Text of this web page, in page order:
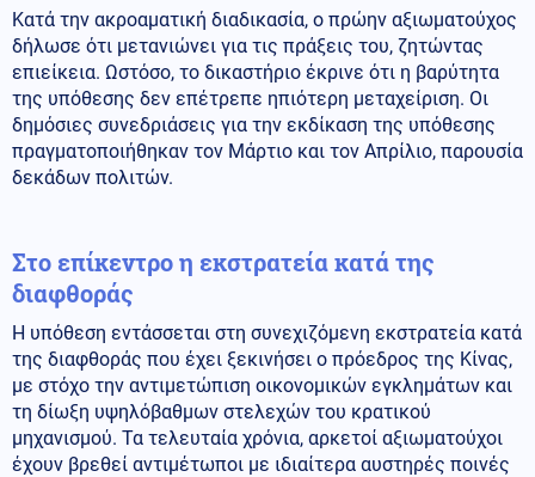
Κατά την ακροαματική διαδικασία, ο πρώην αξιωματούχος
δήλωσε ότι μετανιώνει για τις πράξεις του, ζητώντας
επιείκεια. Ωστόσο, το δικαστήριο έκρινε ότι η βαρύτητα
της υπόθεσης δεν επέτρεπε ηπιότερη μεταχείριση. Οι
δημόσιες συνεδριάσεις για την εκδίκαση της υπόθεσης
πραγματοποιήθηκαν τον Μάρτιο και τον Απρίλιο, παρουσία
δεκάδων πολιτών.
Στο επίκεντρο η εκστρατεία κατά της
διαφθοράς
Η υπόθεση εντάσσεται στη συνεχιζόμενη εκστρατεία κατά
της διαφθοράς που έχει ξεκινήσει ο πρόεδρος της Κίνας,
με στόχο την αντιμετώπιση οικονομικών εγκλημάτων και
τη δίωξη υψηλόβαθμων στελεχών του κρατικού
μηχανισμού. Τα τελευταία χρόνια, αρκετοί αξιωματούχοι
έχουν βρεθεί αντιμέτωποι με ιδιαίτερα αυστηρές ποινές